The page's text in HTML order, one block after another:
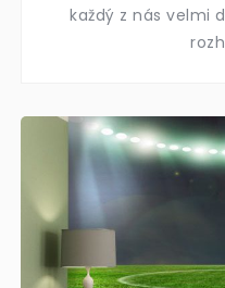
každý z nás velmi